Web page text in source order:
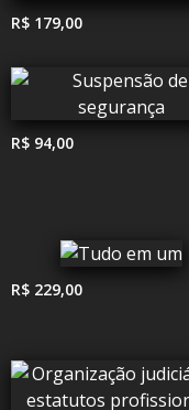
R$ 179,00
R$ 94,00
R$ 229,00